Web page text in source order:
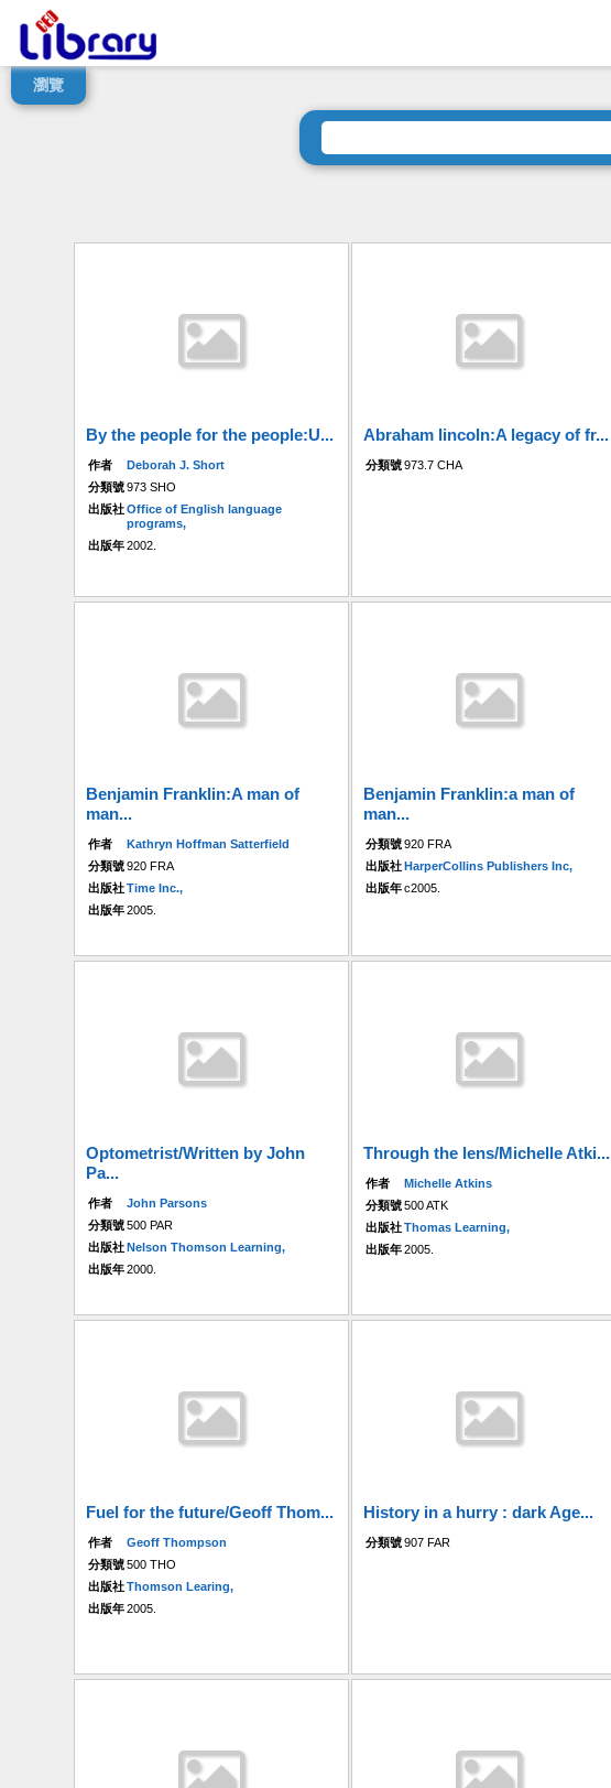
瀏覽
By the people for the people:U...
作者
Deborah J. Short
分類號973 SHO
出版社Office of English language
programs,
出版年2002.
Abraham lincoln:A legacy of fr...
分類號973.7 CHA
Benjamin Franklin:A man of
man...
作者
Kathryn Hoffman Satterfield
分類號920 FRA
出版社Time Inc.,
出版年2005.
Benjamin Franklin:a man of
man...
分類號920 FRA
出版社HarperCollins Publishers Inc,
出版年c2005.
Optometrist/Written by John
Pa...
作者
John Parsons
分類號500 PAR
出版社Nelson Thomson Learning,
出版年2000.
Through the lens/Michelle Atki...
作者
Michelle Atkins
分類號500 ATK
出版社Thomas Learning,
出版年2005.
Fuel for the future/Geoff Thom...
作者
Geoff Thompson
分類號500 THO
出版社Thomson Learing,
出版年2005.
History in a hurry : dark Age...
分類號907 FAR